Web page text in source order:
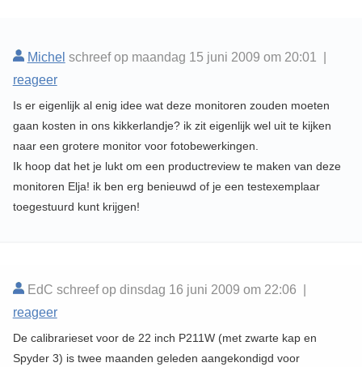
Michel schreef op maandag 15 juni 2009 om 20:01 |
reageer
Is er eigenlijk al enig idee wat deze monitoren zouden moeten
gaan kosten in ons kikkerlandje? ik zit eigenlijk wel uit te kijken
naar een grotere monitor voor fotobewerkingen.
Ik hoop dat het je lukt om een productreview te maken van deze
monitoren Elja! ik ben erg benieuwd of je een testexemplaar
toegestuurd kunt krijgen!
EdC schreef op dinsdag 16 juni 2009 om 22:06 |
reageer
De calibrarieset voor de 22 inch P211W (met zwarte kap en
Spyder 3) is twee maanden geleden aangekondigd voor